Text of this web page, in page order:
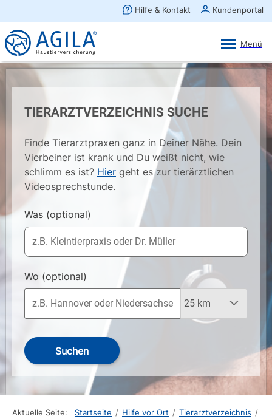
TIERARZTVERZEICHNIS SUCHE
Finde Tierarztpraxen ganz in Deiner Nähe. Dein
Vierbeiner ist krank und Du weißt nicht, wie
schlimm es ist? Hier geht es zur tierärztlichen
Videosprechstunde.
Was (optional)
Wo (optional)
Suchen
Aktuelle Seite: Startseite / Hilfe vor Ort / Tierarztverzeichnis /
×
AGILA Kunden-App
Gratis - Im Play Store laden
Ansehen